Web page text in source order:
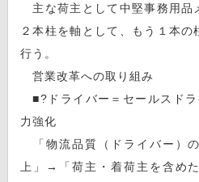
主な荷主として中堅事務用品
２本柱を軸として、もう１本
行う。
営業改革への取り組み
■?ドライバー＝セールスド
力強化
「物流品質（ドライバー）
上」→「荷主・着荷主を含め